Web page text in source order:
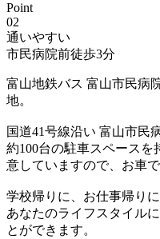
Point
02
通いやすい
市民病院前徒歩3分
富山地鉄バス 富山市民病
地。
国道41号線沿い 富山市民
約100台の駐車スペースを
意していますので、お車
学校帰りに、お仕事帰りに
あなたのライフスタイル
とができます。